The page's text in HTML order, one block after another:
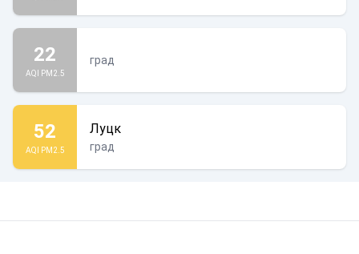
22
AQI PM2.5
град
52
AQI PM2.5
Луцк
град